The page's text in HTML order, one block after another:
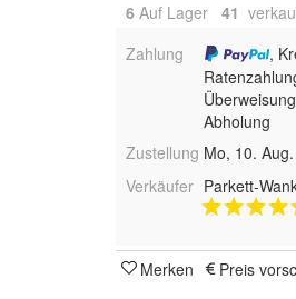
6 Auf Lager 41
Zahlung
,
Abholung
Zustellung Mo, 10.
Verkäufer Parkett-
Merken Preis